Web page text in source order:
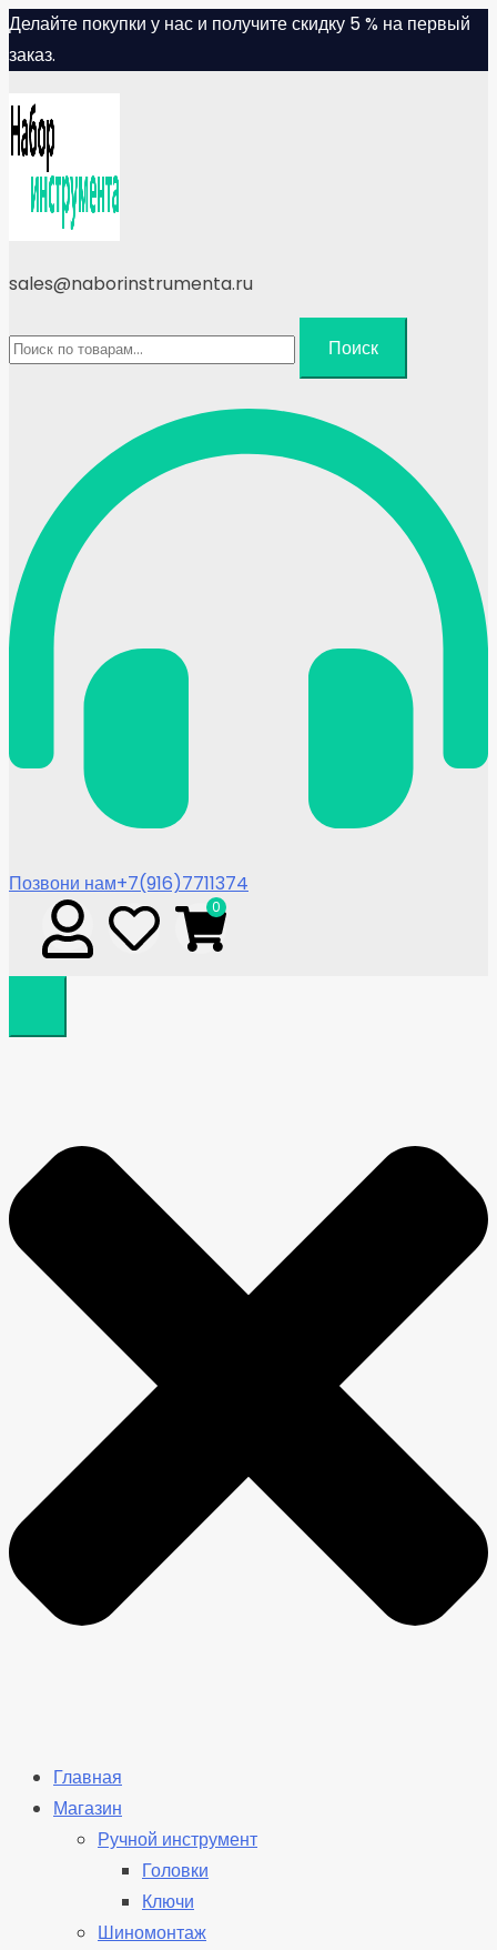
Skip
to
Делайте покупки у нас и получите скидку 5 % на первый
заказ.
sales@naborinstrumenta.ru
Искать:
Поиск
Позвони нам+7(916)7711374
0
Главная
Магазин
Ручной инструмент
Головки
Ключи
Шиномонтаж